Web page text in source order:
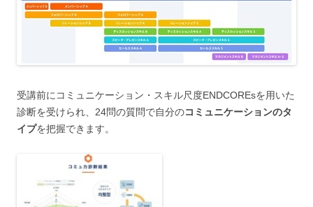
受講前にコミュニケーション・スキル尺度ENDCOREsを用いた
診断を受けられ、24問の質問で自分のコミュニケーションのタ
イプを把握できます。